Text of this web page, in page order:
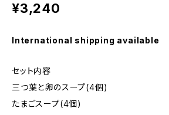
¥3,240
International shipping available
セット内容
三つ葉と卵のスープ(4個)
たまごスープ(4個)